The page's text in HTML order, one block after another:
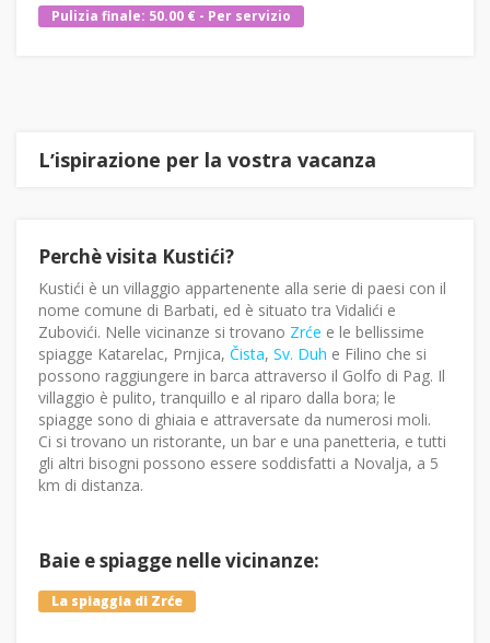
Pulizia finale: 50.00 € - Per servizio
Lʼispirazione per la vostra vacanza
Perchè visita Kustići?
Kustići è un villaggio appartenente alla serie di paesi con il
nome comune di Barbati, ed è situato tra Vidalići e
Zubovići. Nelle vicinanze si trovano Zrće e le bellissime
spiagge Katarelac, Prnjica, Čista, Sv. Duh e Filino che si
possono raggiungere in barca attraverso il Golfo di Pag. Il
villaggio è pulito, tranquillo e al riparo dalla bora; le
spiagge sono di ghiaia e attraversate da numerosi moli.
Ci si trovano un ristorante, un bar e una panetteria, e tutti
gli altri bisogni possono essere soddisfatti a Novalja, a 5
km di distanza.
Baie e spiagge nelle vicinanze:
La spiaggia di Zrće